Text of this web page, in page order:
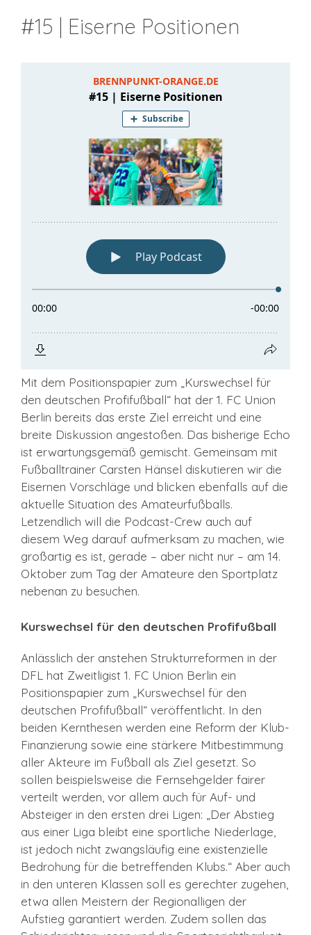
#15 | Eiserne Positionen
Mit dem Positionspapier zum „Kurswechsel für
den deutschen Profifußball“ hat der 1. FC Union
Berlin bereits das erste Ziel erreicht und eine
breite Diskussion angestoßen. Das bisherige Echo
ist erwartungsgemäß gemischt. Gemeinsam mit
Fußballtrainer Carsten Hänsel diskutieren wir die
Eisernen Vorschläge und blicken ebenfalls auf die
aktuelle Situation des Amateurfußballs.
Letzendlich will die Podcast-Crew auch auf
diesem Weg darauf aufmerksam zu machen, wie
großartig es ist, gerade – aber nicht nur – am 14.
Oktober zum Tag der Amateure den Sportplatz
nebenan zu besuchen.
Kurswechsel für den deutschen Profifußball
Anlässlich der anstehen Strukturreformen in der
DFL hat Zweitligist 1. FC Union Berlin ein
Positionspapier zum „Kurswechsel für den
deutschen Profifußball“ veröffentlicht. In den
beiden Kernthesen werden eine Reform der Klub-
Finanzierung sowie eine stärkere Mitbestimmung
aller Akteure im Fußball als Ziel gesetzt. So
sollen beispielsweise die Fernsehgelder fairer
verteilt werden, vor allem auch für Auf- und
Absteiger in den ersten drei Ligen: „Der Abstieg
aus einer Liga bleibt eine sportliche Niederlage,
ist jedoch nicht zwangsläufig eine existenzielle
Bedrohung für die betreffenden Klubs.“ Aber auch
in den unteren Klassen soll es gerechter zugehen,
etwa allen Meistern der Regionalligen der
Aufstieg garantiert werden. Zudem sollen das